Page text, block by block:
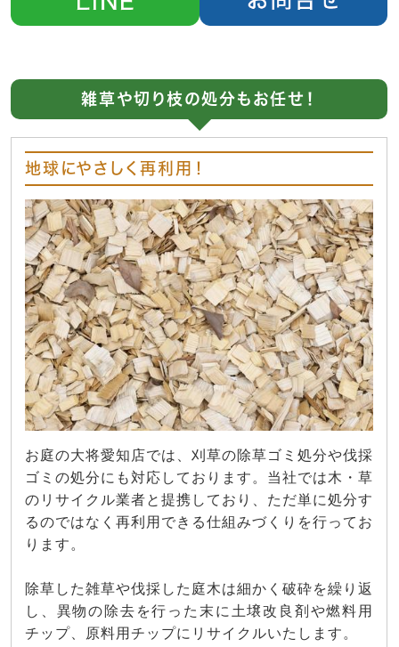
雑草や切り枝の処分もお任せ！
地球にやさしく再利用！
お庭の大将愛知店では、刈草の除草ゴミ処分や伐採
ゴミの処分にも対応しております。当社では木・草
のリサイクル業者と提携しており、ただ単に処分す
るのではなく再利用できる仕組みづくりを行ってお
ります。
除草した雑草や伐採した庭木は細かく破砕を繰り返
し、異物の除去を行った末に土壌改良剤や燃料用
チップ、原料用チップにリサイクルいたします。